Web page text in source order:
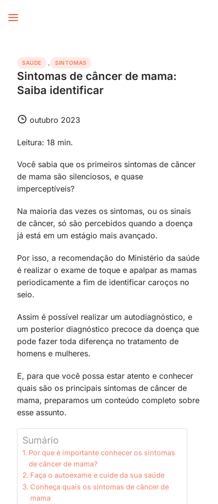
SAÚDE , SINTOMAS
Sintomas de câncer de mama:
Saiba identificar
outubro 2023
Leitura: 18 min.
Você sabia que os primeiros sintomas de câncer
de mama são silenciosos, e quase
imperceptíveis?
Na maioria das vezes os sintomas, ou os sinais
de câncer, só são percebidos quando a doença
já está em um estágio mais avançado.
Por isso, a recomendação do Ministério da saúde
é realizar o exame de toque e apalpar as mamas
periodicamente a fim de identificar caroços no
seio.
Assim é possível realizar um autodiagnóstico, e
um posterior diagnóstico precoce da doença que
pode fazer toda diferença no tratamento de
homens e mulheres.
E, para que você possa estar atento e conhecer
quais são os principais sintomas de câncer de
mama, preparamos um conteúdo completo sobre
esse assunto.
Sumário
Por que é importante conhecer os sintomas
de câncer de mama?
Faça o autoexame e cuide da sua saúde
Conheça quais os sintomas de câncer de
mama